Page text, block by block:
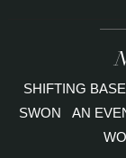
SHIFTING
SWON
AN